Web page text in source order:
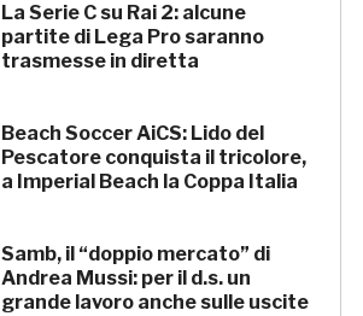
La Serie C su Rai 2: alcune
partite di Lega Pro saranno
trasmesse in diretta
Beach Soccer AiCS: Lido del
Pescatore conquista il tricolore,
a Imperial Beach la Coppa Italia
Samb, il “doppio mercato” di
Andrea Mussi: per il d.s. un
grande lavoro anche sulle uscite